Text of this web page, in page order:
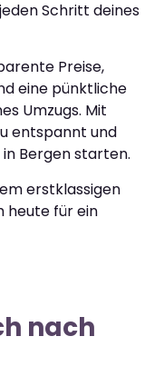
Schritt deines
Preise,
eine pünktliche
Umzugs. Mit
entspannt und
Bergen starten.
erstklassigen
heute für ein
nach